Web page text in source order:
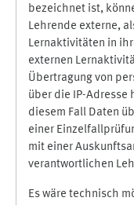
bezeichnet ist,
Lehrende externe,
Lernaktivitäten in
externen
Übertragung von
über die IP-Adresse
diesem Fall Daten
einer
mit einer
verantwortlichen
Es wäre technisch